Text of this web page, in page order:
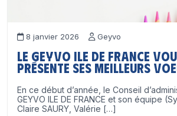
8 janvier 2026 Geyvo
Le GEYVO Ile de France
présente ses meilleurs
En ce début d’année, le Conseil
GEYVO ILE DE FRANCE et son équipe
Claire SAURY, Valérie […]